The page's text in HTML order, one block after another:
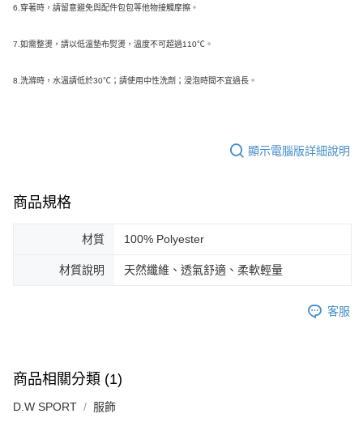
6.穿著時，請留意避免與配件包包等他物接觸摩擦。
7.如需整燙，請以低溫墊布熨燙，溫度不可超過110℃。
8. 洗滌時，水溫請低於30℃；請使用中性洗劑；浸泡時間不宜過長。
顯示電腦版詳細說明
商品規格
材質 100% Polyester
材質說明 天然纖維、透氣舒適、柔軟輕量
客服
商品相關分類 (1)
D.W SPORT 服飾